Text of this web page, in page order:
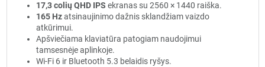
17,3 colių QHD IPS ekranas su 2560 × 1440 raiška.
165 Hzatsinaujinimo dažnis sklandžiam vaizdo
atkūrimui.
Apšviečiama klaviatūra patogiam naudojimui
tamsesnėje aplinkoje.
Wi-Fi 6 ir Bluetooth 5.3 belaidis ryšys.